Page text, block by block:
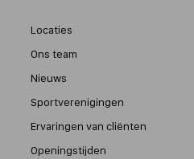
Locaties
Ons team
Nieuws
Sportverenigingen
Ervaringen van cliënten
Openingstijden